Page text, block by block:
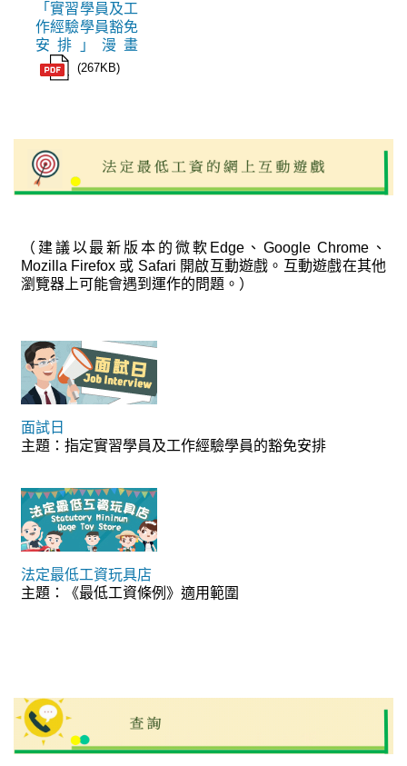
「實習學員及工
作經驗學員豁免
安排」漫畫
(267KB)
（建議以最新版本的微軟Edge、Google Chrome、
Mozilla Firefox 或 Safari 開啟互動遊戲。互動遊戲在其他
瀏覽器上可能會遇到運作的問題。）
面試日
主題：指定實習學員及工作經驗學員的豁免安排
法定最低工資玩具店
主題：《最低工資條例》適用範圍